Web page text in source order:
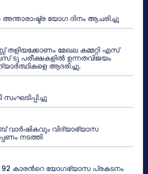
അന്താരാഷ്ട്ര യോഗ ദിനം ആചരിച്ചു
മേഖല കമ്മറ്റി എസ്
പരീക്ഷകളിൽ ഉന്നതവിജയം
ആദരിച്ചു.
സംഘടിപ്പിച്ചു
വാർഷികവും വിദ്യാഭ്യാസ
നടത്തി
92 കാരൻറെ യോഗഭ്യാസ പ്രകടനം